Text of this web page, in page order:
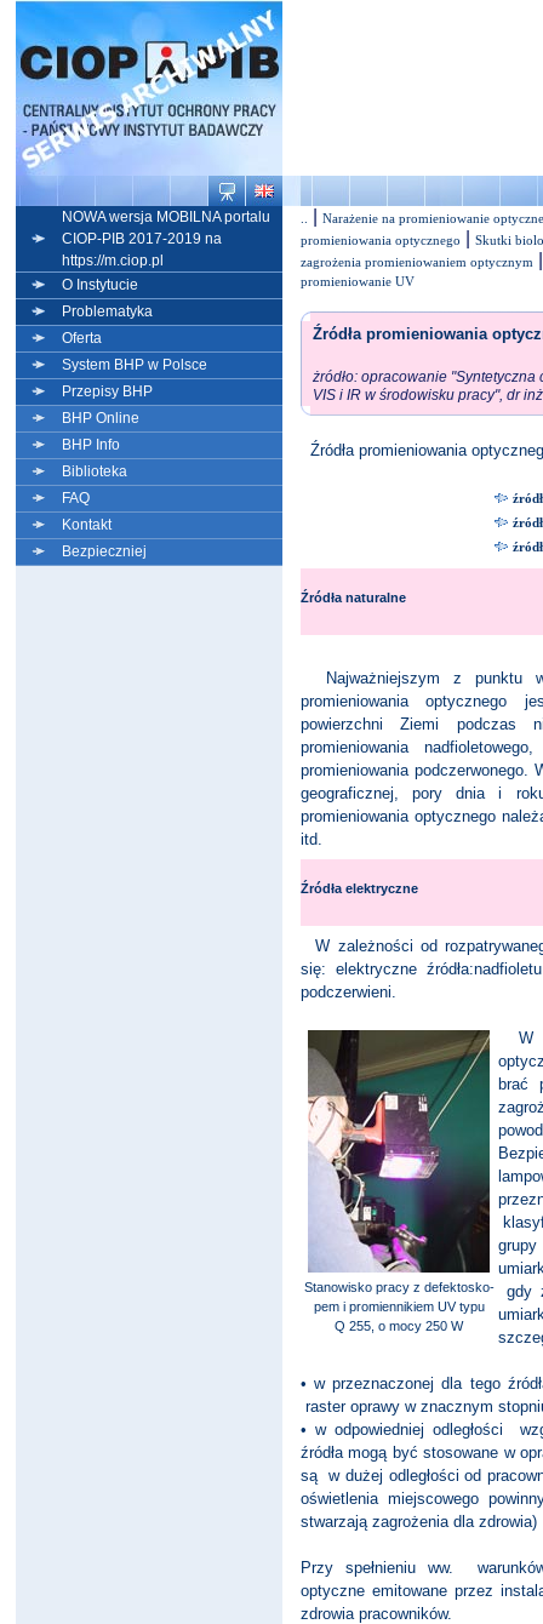
NOWA wersja MOBILNA portalu
CIOP-PIB 2017-2019 na
https://m.ciop.pl
O Instytucie
Problematyka
Oferta
System BHP w Polsce
Przepisy BHP
BHP Online
BHP Info
Biblioteka
FAQ
Kontakt
Bezpieczniej
Narażenie na promieniowanie optyczne
promieniowania optycznego
Skutki
zagrożenia promieniowaniem optycznym
promieniowanie UV
Źródła promieniowania
żródło: opracowanie
VIS i IR w środowisku pracy", dr
Źródła promieniowania
Źródła naturalne
Najważniejszym z punktu
promieniowania optycznego
powierzchni Ziemi podczas
promieniowania
promieniowania
geograficznej, pory dnia i
promieniowania optycznego
itd.
Źródła elektryczne
W zależności od
się: elektryczne
podczerwieni.
Stanowisko pracy z defektosko-
pem i promiennikiem UV typu
Q 255, o mocy 250 W
W
brać
gdy
• w przeznaczonej dla tego
raster oprawy w znacznym
• w odpowiedniej odległości
źródła mogą być stosowane w
są w dużej odległości od
oświetlenia miejscowego
stwarzają zagrożenia dla zdrowia)
Przy spełnieniu ww.
optyczne emitowane przez
zdrowia pracowników.